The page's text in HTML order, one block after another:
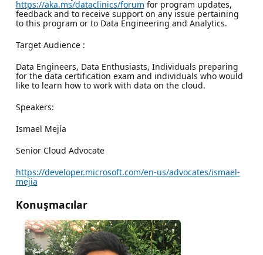
https://aka.ms/dataclinics/forum for program updates,
feedback and to receive support on any issue pertaining
to this program or to Data Engineering and Analytics.
Target Audience :
Data Engineers, Data Enthusiasts, Individuals preparing
for the data certification exam and individuals who would
like to learn how to work with data on the cloud.
Speakers:
Ismael Mejía
Senior Cloud Advocate
https://developer.microsoft.com/en-us/advocates/ismael-
mejia
Konuşmacılar